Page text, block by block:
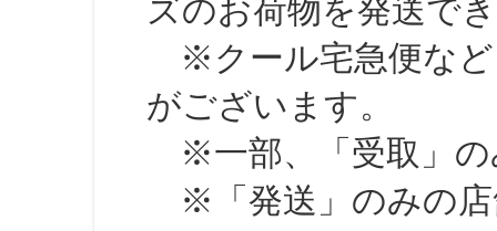
ズのお荷物を発送で
※クール宅急便など
がございます。
※一部、「受取」の
※「発送」のみの店